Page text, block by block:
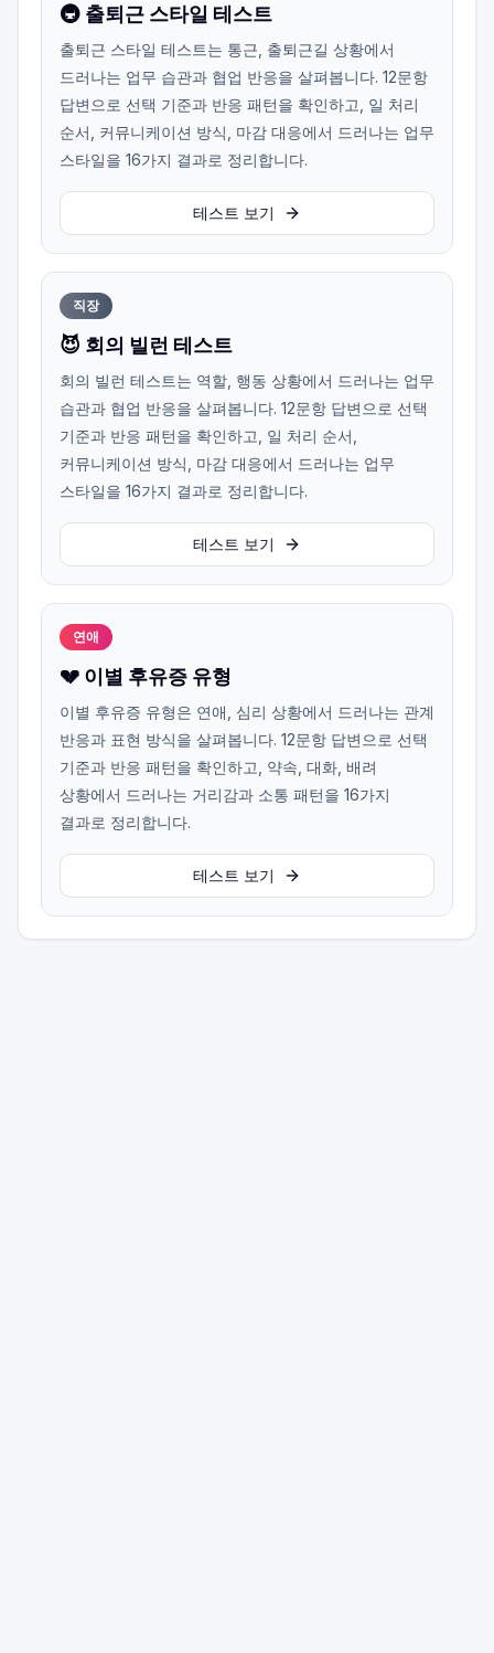
🚇 출퇴근 스타일 테스트
출퇴근 스타일 테스트는 통근, 출퇴근길 상황에서
드러나는 업무 습관과 협업 반응을 살펴봅니다. 12문항
답변으로 선택 기준과 반응 패턴을 확인하고, 일 처리
순서, 커뮤니케이션 방식, 마감 대응에서 드러나는 업무
스타일을 16가지 결과로 정리합니다.
테스트 보기
직장
😈 회의 빌런 테스트
회의 빌런 테스트는 역할, 행동 상황에서 드러나는 업무
습관과 협업 반응을 살펴봅니다. 12문항 답변으로 선택
기준과 반응 패턴을 확인하고, 일 처리 순서,
커뮤니케이션 방식, 마감 대응에서 드러나는 업무
스타일을 16가지 결과로 정리합니다.
테스트 보기
연애
💔 이별 후유증 유형
이별 후유증 유형은 연애, 심리 상황에서 드러나는 관계
반응과 표현 방식을 살펴봅니다. 12문항 답변으로 선택
기준과 반응 패턴을 확인하고, 약속, 대화, 배려
상황에서 드러나는 거리감과 소통 패턴을 16가지
결과로 정리합니다.
테스트 보기